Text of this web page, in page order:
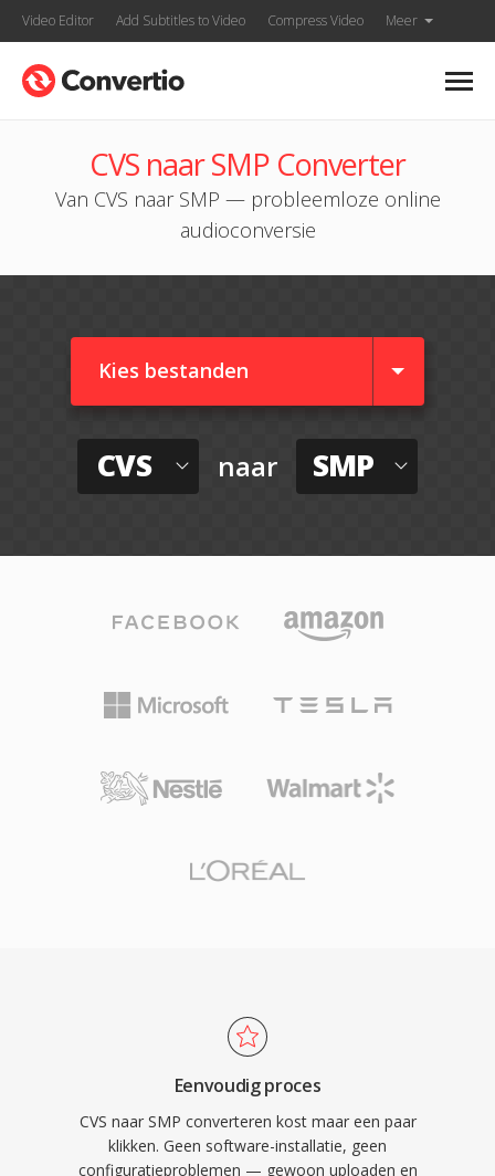
Video Editor Add Subtitles to Video Compress Video Meer
CVS naar SMP Converter
Van CVS naar SMP — probleemloze online
audioconversie
Kies bestanden
CVS naar SMP
Eenvoudig proces
CVS naar SMP converteren kost maar een paar
klikken. Geen software-installatie, geen
configuratieproblemen — gewoon uploaden en